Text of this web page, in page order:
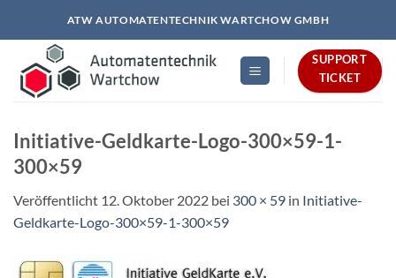
springen
ATW AUTOMATENTECHNIK WARTCHOW GMBH
SUPPORT
TICKET
Initiative-Geldkarte-Logo-300×59-1-
300×59
Veröffentlicht 12. Oktober 2022 bei 300 × 59 in Initiative-
Geldkarte-Logo-300×59-1-300×59